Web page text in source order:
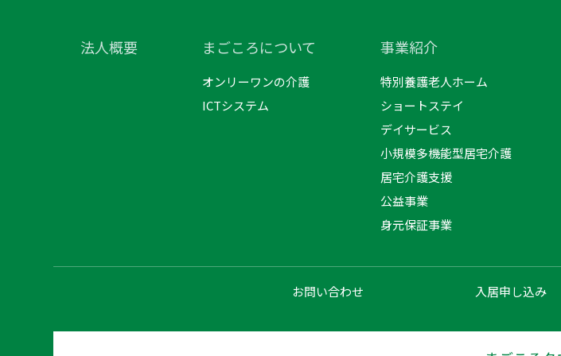
法人概要 まごころについて
オンリーワンの介護
ICTシステム
事業紹介
特別養護老人ホーム
ショートステイ
デイサービス
小規模多機能型居宅介護
居宅介護支援
公益事業
身元保証事業
お問い合わせ 入居申し込み